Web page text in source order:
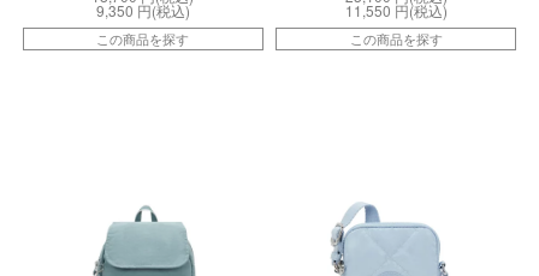
9,350 円(税込)
この商品を探す
11,550 円(税込)
この商品を探す